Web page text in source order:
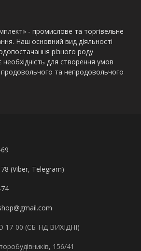
- промислове та торгівельне
Наш основний вид діяльності
різного роду
необхідність для створення умов
продовольчого та непродовольчого
(Viber, Telegram)
17-00 (СБ-НД ВИХІДНІ)
156/41